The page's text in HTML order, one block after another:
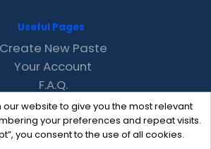
website to give you the most relevant
your preferences and repeat visits.
you consent to the use of all cookies.
Useful Pages
Create New Paste
Your Account
F.A.Q.
Recent
Contact